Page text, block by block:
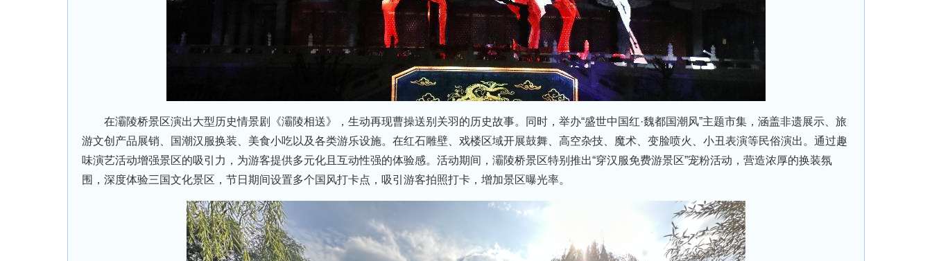
在灞陵桥景区演出大型历史情景剧《灞陵相送》，生动再现曹操送别关羽的历史故事。同时，举办“盛世中国红·魏都国潮风”主题市集，涵盖非遗展示、旅
游文创产品展销、国潮汉服换装、美食小吃以及各类游乐设施。在红石雕壁、戏楼区域开展鼓舞、高空杂技、魔术、变脸喷火、小丑表演等民俗演出。通过趣
味演艺活动增强景区的吸引力，为游客提供多元化且互动性强的体验感。活动期间，灞陵桥景区特别推出“穿汉服免费游景区”宠粉活动，营造浓厚的换装氛
围，深度体验三国文化景区，节日期间设置多个国风打卡点，吸引游客拍照打卡，增加景区曝光率。